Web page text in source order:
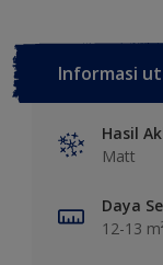
Informasi
Hasil
Matt
Daya
12-13